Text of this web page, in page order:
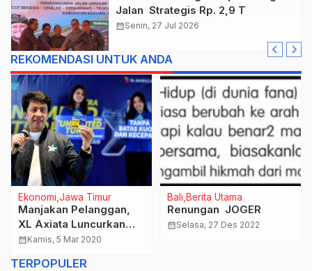
Jalan Strategis Rp. 2,9 T
calendar_monthSenin, 27 Jul 2026
REKOMENDASI UNTUK ANDA
Ekonomi Jawa Timur
Manjakan Pelanggan,
XL Axiata Luncurkan
Fitur XTRA UNLIMITED
calendar_monthKamis, 5 Mar 2020
Bali Berita Utama
Renungan JOGER
calendar_monthSelasa, 27 Des 2022
TERPOPULER